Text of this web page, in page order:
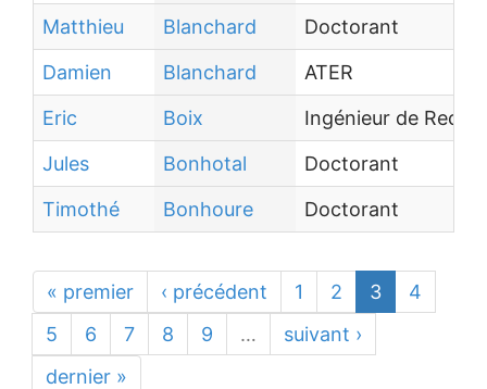
Matthieu
Blanchard
Doctorant
Damien
Blanchard
ATER
Eric
Boix
Ingénieur de
Jules
Bonhotal
Doctorant
Timothé
Bonhoure Doctorant
« premier ‹ précédent 1 2 3
4
5
6 7 8 9 …
suivant ›
dernier »